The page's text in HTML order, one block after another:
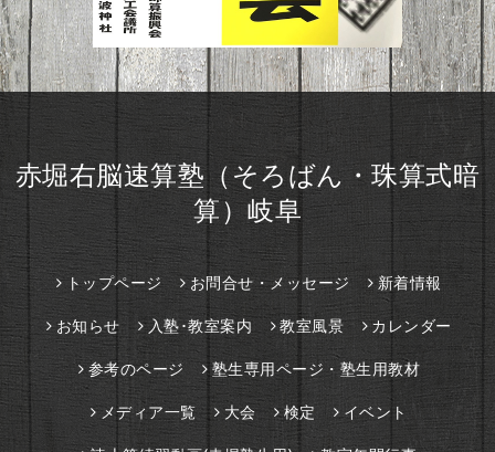
赤堀右脳速算塾（そろばん・珠算式暗
算）岐阜
トップページ お問合せ・メッセージ 新着情報
お知らせ 入塾･教室案内 教室風景 カレンダー
参考のページ 塾生専用ページ・塾生用教材
メディア一覧 大会 検定 イベント